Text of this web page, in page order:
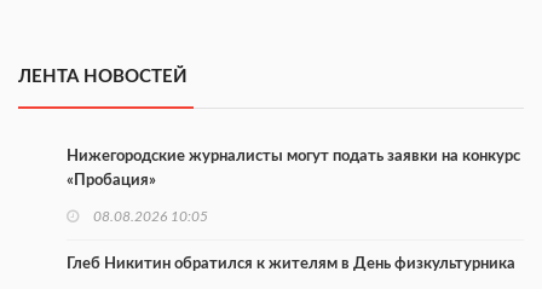
ЛЕНТА НОВОСТЕЙ
Нижегородские журналисты могут подать заявки на конкурс
«Пробация»
08.08.2026 10:05
Глеб Никитин обратился к жителям в День физкультурника